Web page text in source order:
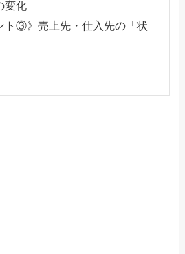
変化
ト③》売上先・仕入先の「状